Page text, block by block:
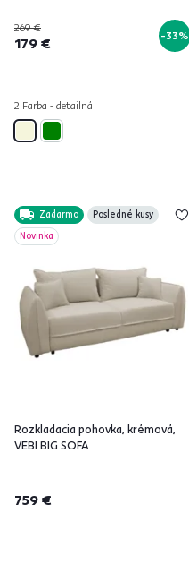
269 €
179 € -33%
2 Farba - detailná
Zadarmo
Posledné kusy
Novinka
Rozkladacia pohovka, krémová,
VEBI BIG SOFA
759 €